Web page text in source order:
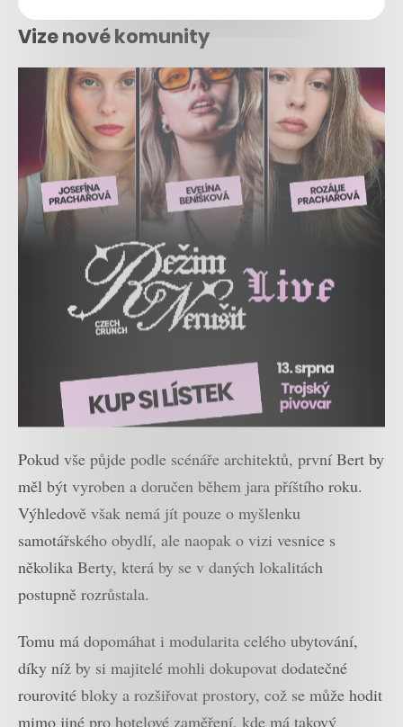
Vize nové komunity
Pokud vše půjde podle scénáře architektů, první Bert by
měl být vyroben a doručen během jara příštího roku.
Výhledově však nemá jít pouze o myšlenku
samotářského obydlí, ale naopak o vizi vesnice s
několika Berty, která by se v daných lokalitách
postupně rozrůstala.
Tomu má dopomáhat i modularita celého ubytování,
díky níž by si majitelé mohli dokupovat dodatečné
rourovité bloky a rozšiřovat prostory, což se může hodit
mimo jiné pro hotelové zaměření, kde má takový